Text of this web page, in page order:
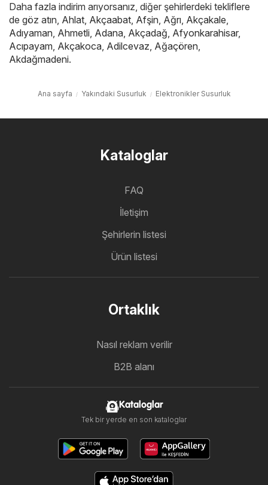
Daha fazla indirim arıyorsanız, diğer şehirlerdeki tekliflere
de göz atın, Ahlat, Akçaabat, Afşin, Ağrı, Akçakale,
Adıyaman, Ahmetli, Adana, Akçadağ, Afyonkarahisar,
Acıpayam, Akçakoca, Adilcevaz, Ağaçören,
Akdağmadeni.
Ana sayfa Yakındaki Susurluk Elektronikler Susurluk
Kataloglar
FAQ
İletişim
Şehirlerin listesi
Ürün listesi
Ortaklık
Nasıl reklam verilir
B2B alanı
Kataloglar
Tek bir yerde en son kataloglar